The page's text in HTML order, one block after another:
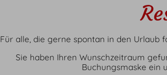
Für alle, die gerne spontan in den Urlaub
Sie haben Ihren Wunschzeitraum
Buchungsmaske ein